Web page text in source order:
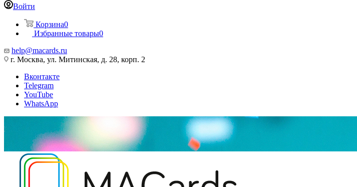
Войти
Корзина0
Избранные товары0
help@macards.ru
г. Москва, ул. Митинская, д. 28, корп. 2
Вконтакте
Telegram
YouTube
WhatsApp